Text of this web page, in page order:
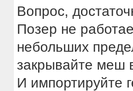
Вопрос,
Позер не
небольших
закрывайте меш
И импортируйте